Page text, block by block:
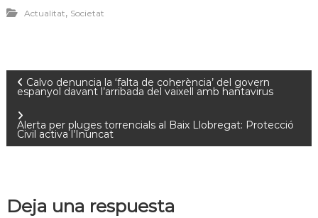
Actualitat, Societat
Calvo denuncia la ‘falta de coherència’ del govern
espanyol davant l’arribada del vaixell amb hantavirus
Alerta per pluges torrencials al Baix Llobregat: Protecció
Civil activa l’Inuncat
Deja una respuesta